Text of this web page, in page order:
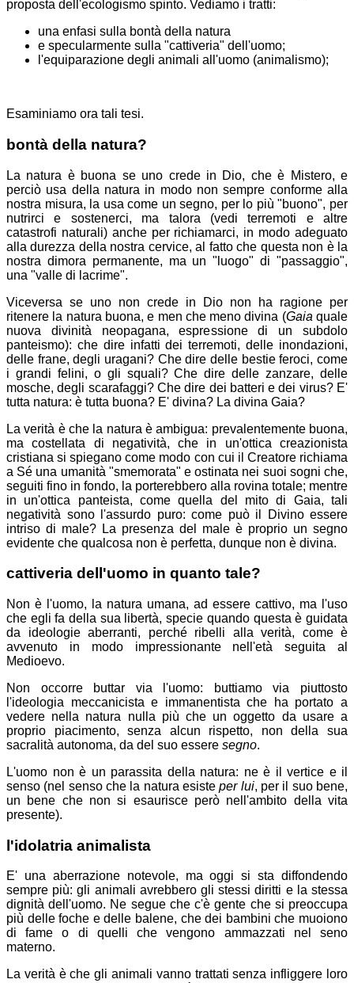
proposta dell'ecologismo spinto. Vediamo i tratti:
una enfasi sulla bontà della natura
e specularmente sulla "cattiveria" dell'uomo;
l'equiparazione degli animali all'uomo (animalismo);
Esaminiamo ora tali tesi.
bontà della natura?
La natura è buona se uno crede in Dio, che è Mistero, e
perciò usa della natura in modo non sempre conforme alla
nostra misura, la usa come un segno, per lo più "buono", per
nutrirci e sostenerci, ma talora (vedi terremoti e altre
catastrofi naturali) anche per richiamarci, in modo adeguato
alla durezza della nostra cervice, al fatto che questa non è la
nostra dimora permanente, ma un "luogo" di "passaggio",
una "valle di lacrime".
Viceversa se uno non crede in Dio non ha ragione per
ritenere la natura buona, e men che meno divina (Gaia quale
nuova divinità neopagana, espressione di un subdolo
panteismo): che dire infatti dei terremoti, delle inondazioni,
delle frane, degli uragani? Che dire delle bestie feroci, come
i grandi felini, o gli squali? Che dire delle zanzare, delle
mosche, degli scarafaggi? Che dire dei batteri e dei virus? E'
tutta natura: è tutta buona? E' divina? La divina Gaia?
La verità è che la natura è ambigua: prevalentemente buona,
ma costellata di negatività, che in un'ottica creazionista
cristiana si spiegano come modo con cui il Creatore richiama
a Sé una umanità "smemorata" e ostinata nei suoi sogni che,
seguiti fino in fondo, la porterebbero alla rovina totale; mentre
in un'ottica panteista, come quella del mito di Gaia, tali
negatività sono l'assurdo puro: come può il Divino essere
intriso di male? La presenza del male è proprio un segno
evidente che qualcosa non è perfetta, dunque non è divina.
cattiveria dell'uomo in quanto tale?
Non è l'uomo, la natura umana, ad essere cattivo, ma l'uso
che egli fa della sua libertà, specie quando questa è guidata
da ideologie aberranti, perché ribelli alla verità, come è
avvenuto in modo impressionante nell'età seguita al
Medioevo.
Non occorre buttar via l'uomo: buttiamo via piuttosto
l'ideologia meccanicista e immanentista che ha portato a
vedere nella natura nulla più che un oggetto da usare a
proprio piacimento, senza alcun rispetto, non della sua
sacralità autonoma, da del suo essere segno.
L'uomo non è un parassita della natura: ne è il vertice e il
senso (nel senso che la natura esisteper lui, per il suo bene,
un bene che non si esaurisce però nell'ambito della vita
presente).
l'idolatria animalista
E' una aberrazione notevole, ma oggi si sta diffondendo
sempre più: gli animali avrebbero gli stessi diritti e la stessa
dignità dell'uomo. Ne segue che c'è gente che si preoccupa
più delle foche e delle balene, che dei bambini che muoiono
di fame o di quelli che vengono ammazzati nel seno
materno.
La verità è che gli animali vanno trattati senza infliggere loro